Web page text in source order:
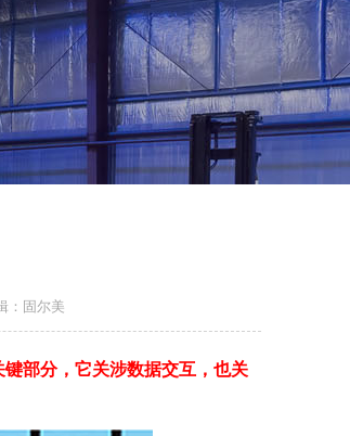
：固尔美
键部分，它关涉数据交互，也关